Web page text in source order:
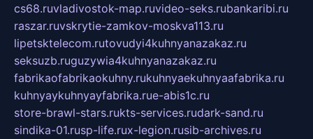
cs68.ruvladivostok-map.ruvideo-seks.rubankaribi.ru
raszar.ruvskrytie-zamkov-moskva113.ru
lipetsktelecom.rutovudyi4kuhnyanazakaz.ru
seksuzb.ruguzywia4kuhnyanazakaz.ru
fabrikaofabrikaokuhny.rukuhnyaekuhnyaafabrika.ru
kuhnyaykuhnyayfabrika.rue-abis1c.ru
store-brawl-stars.rukts-services.rudark-sand.ru
sindika-01.rusp-life.rux-legion.rusib-archives.ru